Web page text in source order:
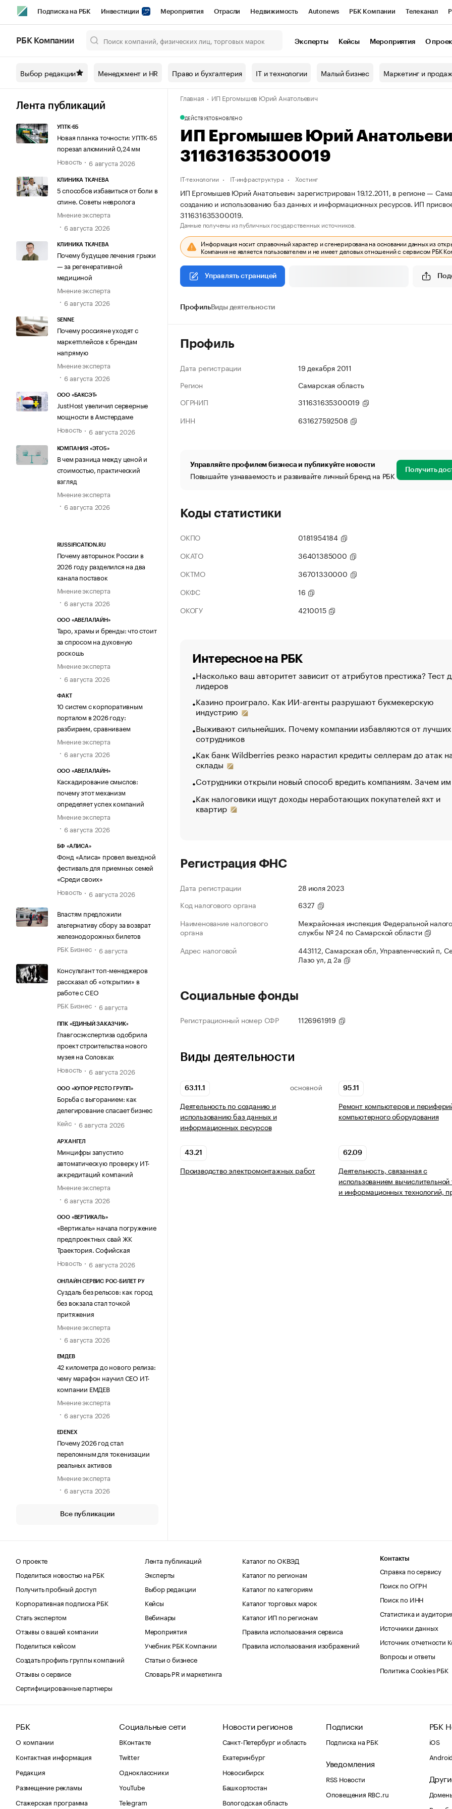
Подписка на РБК Инвестиции Мероприятия Отрасли Недвижимость Autonews РБК Компании Телеканал
Спецпроекты СПб Конференции СПб Спецпроекты Проверка контрагентов
Технологии и медиа Рынок наличной валюты
РБК Компании Эксперты Кейсы Мероприятия О
Выбор редакции Менеджмент и HR Право и бухгалтерия IT и технологии Малый бизнес Маркетинг и
Лента публикаций
УПТК-65
Новая планка точности: УПТК-65
порезал алюминий 0,24 мм
Новость
6 августа 2026
КЛИНИКА ТКАЧЕВА
5 способов избавиться от боли в
спине. Советы невролога
Мнение эксперта
6 августа 2026
КЛИНИКА ТКАЧЕВА
Почему будущее лечения грыжи
— за регенеративной
медициной
Мнение эксперта
6 августа 2026
SENNE
Почему россияне уходят с
маркетплейсов к брендам
напрямую
Мнение эксперта
6 августа 2026
ООО «БАКСЭТ»
JustHost увеличил серверные
мощности в Амстердаме
Новость
6 августа 2026
КОМПАНИЯ «ЭТО5»
В чем разница между ценой и
стоимостью, практический
взгляд
Мнение эксперта
6 августа 2026
RUSSIFICATION.RU
Почему авторынок России в
2026 году разделился на два
канала поставок
Мнение эксперта
6 августа 2026
ООО «АВЕЛАЛАЙН»
Таро, храмы и бренды: что стоит
за спросом на духовную
роскошь
Мнение эксперта
6 августа 2026
ФАКТ
10 систем с корпоративным
порталом в 2026 году:
разбираем, сравниваем
Мнение эксперта
6 августа 2026
ООО «АВЕЛАЛАЙН»
Каскадирование смыслов:
почему этот механизм
определяет успех компаний
Мнение эксперта
6 августа 2026
БФ «АЛИСА»
Фонд «Алиса» провел выездной
фестиваль для приемных семей
«Среди своих»
Новость
6 августа 2026
Властям предложили
альтернативу сбору за возврат
железнодорожных билетов
РБК Бизнес
6 августа
Консультант топ-менеджеров
рассказал об «открытии» в
работе с CEO
РБК Бизнес
6 августа
ППК «ЕДИНЫЙ ЗАКАЗЧИК»
Главгосэкспертиза одобрила
проект строительства нового
музея на Соловках
Новость
6 августа 2026
ООО «КУПОР РЕСТО ГРУПП»
Борьба с выгоранием: как
делегирование спасает бизнес
Кейс
6 августа 2026
АРХАНГЕЛ
Минцифры запустило
автоматическую проверку ИТ-
аккредитаций компаний
Мнение эксперта
6 августа 2026
ООО «ВЕРТИКАЛЬ»
«Вертикаль» начала погружение
предпроектных свай ЖК
Траектория. Софийская
Новость
6 августа 2026
ОНЛАЙН СЕРВИС РОС-БИЛЕТ РУ
Суздаль без рельсов: как город
без вокзала стал точкой
притяжения
Мнение эксперта
6 августа 2026
ЕМДЕВ
42 километра до нового релиза:
чему марафон научил СЕО ИТ-
компании ЕМДЕВ
Мнение эксперта
6 августа 2026
EDENEX
Почему 2026 год стал
переломным для токенизации
реальных активов
Мнение эксперта
6 августа 2026
Все публикации
Главная ИП Ергомышев Юрий Анатольевич
ДЕЙСТВУЕТОБНОВЛЕНО
ИП Ергомышев Юрий
311631635300019
IT-технологии IT-инфраструктура Хостинг
ИП Ергомышев Юрий Анатольевич зарегистрирован 19.12.2011, в регионе —
созданию и использованию баз данных и информационных ресурсов. ИП
311631635300019.
Данные получены из публичных государственных источников.
Информация носит справочный характер и сгенерирована на основании данных из
Компания не является пользователем и не имеет деловых отношений с сервисом РБК
Управлять страницей
ПрофильВиды деятельности
Профиль
Дата регистрации
19 декабря 2011
Регион
Самарская область
ОГРНИП
311631635300019
ИНН
631627592508
Управляйте профилем бизнеса и публикуйте новости
Повышайте узнаваемость и развивайте личный бренд на РБК Получить
Коды статистики
ОКПО
0181954184
ОКАТО
36401385000
ОКТМО
36701330000
ОКФС
16
ОКОГУ
4210015
Интересное на РБК
Насколько ваш авторитет зависит от атрибутов престижа? Тест
лидеров
Казино проиграло. Как ИИ-агенты разрушают букмекерскую
индустрию
Выживают сильнейших. Почему компании избавляются от лучших
сотрудников
Как банк Wildberries резко нарастил кредиты селлерам до атак
склады
Сотрудники открыли новый способ вредить компаниям. Зачем
Как налоговики ищут доходы неработающих покупателей яхт и
квартир
Регистрация ФНС
Дата регистрации
28 июля 2023
Код налогового органа
6327
Наименование налогового
органа
Межрайонная инспекция Федеральной
службы № 24 по Самарской области
Адрес налоговой
443112, Самарская обл, Управленческий п,
Лазо ул, д 2а
Социальные фонды
Регистрационный номер СФР 1126961919
Виды деятельности
63.11.1 ОСНОВНОЙ
Деятельность по созданию и
использованию баз данных и
информационных ресурсов
95.11
Ремонт компьютеров и
компьютерного оборудования
43.21
Производство электромонтажных работ
62.09
Деятельность, связанная с
использованием вычислительной
и информационных технологий,
О проекте
Поделиться новостью на РБК
Получить пробный доступ
Корпоративная подписка РБК
Стать экспертом
Отзывы о вашей компании
Поделиться кейсом
Создать профиль группы компаний
Отзывы о сервисе
Сертифицированные партнеры
Лента публикаций
Эксперты
Выбор редакции
Кейсы
Вебинары
Мероприятия
Учебник РБК Компании
Статьи о бизнесе
Словарь PR и маркетинга
Каталог по ОКВЭД
Каталог по регионам
Каталог по категориям
Каталог торговых марок
Каталог ИП по регионам
Правила использования сервиса
Правила использования изображений
Контакты
Справка по сервису
Поиск по ОГРН
Поиск по ИНН
Статистика и
Источники данных
Источник отчетности
Вопросы и ответы
Политика Cookies РБК
РБК
О компании
Контактная информация
Редакция
Размещение рекламы
Стажерская программа
Социальные сети
ВКонтакте
Twitter
Одноклассники
YouTube
Telegram
Новости регионов
Санкт-Петербург и область
Екатеринбург
Новосибирск
Башкортостан
Вологодская область
Подписки
Подписка на РБК
Уведомления
RSS Новости
Оповещения RBC.ru
РБК
iOS